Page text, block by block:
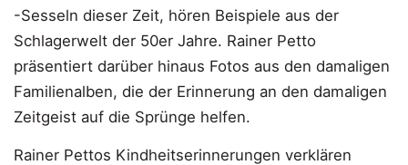
-Sesseln dieser Zeit, hören Beispiele aus der
Schlagerwelt der 50er Jahre. Rainer Petto
präsentiert darüber hinaus Fotos aus den damaligen
Familienalben, die der Erinnerung an den damaligen
Zeitgeist auf die Sprünge helfen.
Rainer Pettos Kindheitserinnerungen verklären